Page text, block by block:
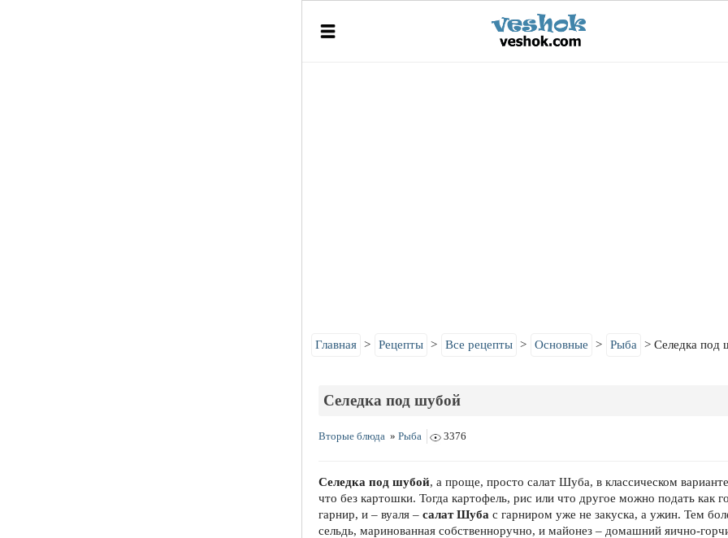
Главная Рецепты Все рецепты Основные Рыба Селедка под
Селедка под шубой
Вторые блюда » Рыба 3376
Селедка под шубой, а проще, просто салат Шуба, в классическом
что без картошки. Тогда картофель, рис или что другое можно подать как
гарнир, и – вуаля – салат Шуба с гарниром уже не закуска, а ужин. Тем
сельдь, маринованная собственноручно, и майонез – домашний яично-